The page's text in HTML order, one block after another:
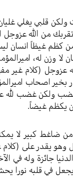
قلبي يغلي
من الله عزوجل
من كظم غيظاً
وزن له،
عزوجل (كلام غير
اصحاب
غضب ولكن غضب لله
يكظم غيضاً.
ضاغط كبير لا
وهو يقدر على
جائزة وله في
في قلبه نورا